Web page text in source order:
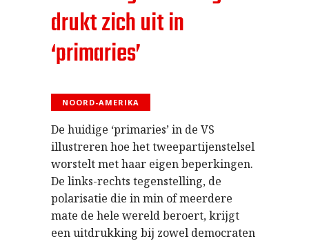
drukt zich uit in
‘primaries’
NOORD-AMERIKA
De huidige ‘primaries’ in de VS
illustreren hoe het tweepartijenstelsel
worstelt met haar eigen beperkingen.
De links-rechts tegenstelling, de
polarisatie die in min of meerdere
mate de hele wereld beroert, krijgt
een uitdrukking bij zowel democraten